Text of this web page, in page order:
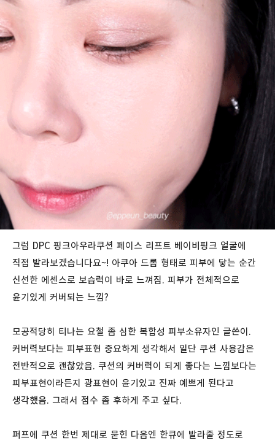
그럼 DPC 핑크아우라쿠션 페이스 리프트 베이비핑크 얼굴에
직접 발라보겠습니다요~! 아쿠아 드롭 형태로 피부에 닿는 순간
신선한 에센스로 보습력이 바로 느껴짐. 피부가 전체적으로
윤기있게 커버되는 느낌?
모공적당히 티나는 요철 좀 심한 복합성 피부소유자인 글쓴이.
커버력보다는 피부표현 중요하게 생각해서 일단 쿠션 사용감은
전반적으로 괜찮았음. 쿠션의 커버력이 되게 좋다는 느낌보다는
피부표현이라든지 광표현이 윤기있고 진짜 예쁘게 된다고
생각했음. 그래서 점수 좀 후하게 주고 싶다.
퍼프에 쿠션 한번 제대로 묻힌 다음엔 한큐에 발라줄 정도로